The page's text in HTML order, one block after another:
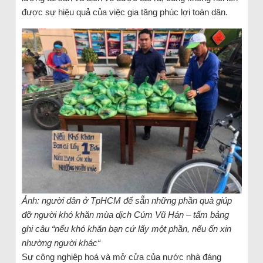
được sự hiệu quả của việc gia tăng phúc lợi toàn dân.
Ảnh: người dân ở TpHCM để sẵn những phần quà giúp
đỡ người khó khăn mùa dịch Cúm Vũ Hán – tấm bảng
ghi câu “nếu khó khăn bạn cứ lấy một phần, nếu ổn xin
nhường người khác“
Sự công nghiệp hoá và mở cửa của nước nhà đáng